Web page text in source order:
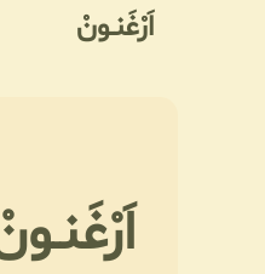
اَرْغَنـونْ